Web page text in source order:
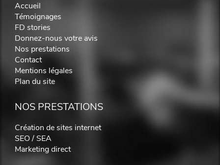
Accueil
Témoignages
FD stories
Donnez-nous votre avis
Nos prestations
Contact
Mentions légales
Plan du site
NOS PRESTATIONS
Création de sites internet
SEO / SEA
Marketing direct